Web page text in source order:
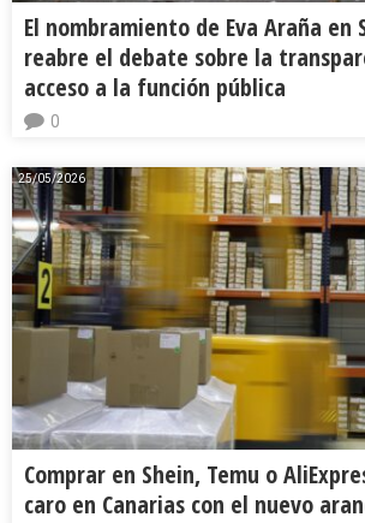
El nombramiento de Eva Araña en
reabre el debate sobre la
acceso a la función pública
0
25/05/2026
Comprar en Shein, Temu o
caro en Canarias con el nuevo